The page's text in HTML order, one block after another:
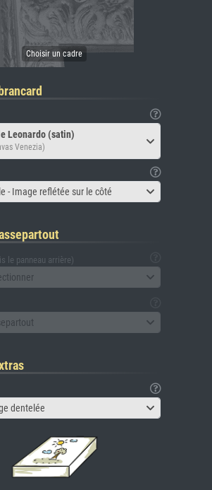
Leonardo (satin)
Venezia)
- Image reflétée sur le côté
le panneau arrière)
dentelée